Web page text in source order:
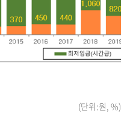
(단위:원, %)